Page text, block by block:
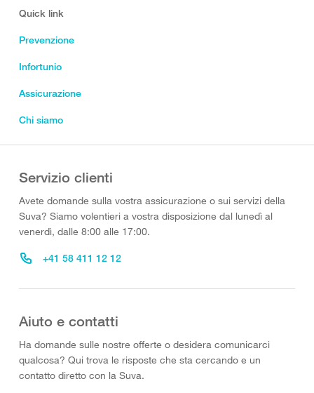
Quick link
Prevenzione
Infortunio
Assicurazione
Chi siamo
Servizio clienti
Avete domande sulla vostra assicurazione o sui servizi della
Suva? Siamo volentieri a vostra disposizione dal lunedì al
venerdì, dalle 8:00 alle 17:00.
+41 58 411 12 12
Aiuto e contatti
Ha domande sulle nostre offerte o desidera comunicarci
qualcosa? Qui trova le risposte che sta cercando e un
contatto diretto con la Suva.